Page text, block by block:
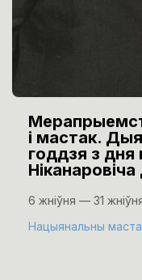
і мастак.
годдзя з дня
6 жніўня — 31
Нацыянальны